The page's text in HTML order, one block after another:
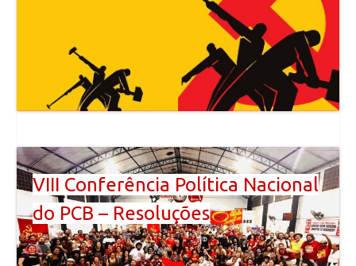
VIII Conferência Política Nacional
do PCB – Resoluções